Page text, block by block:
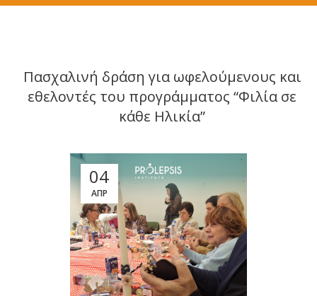
Πασχαλινή δράση για ωφελούμενους και
εθελοντές του προγράμματος “Φιλία σε
κάθε Ηλικία”
04
ΑΠΡ